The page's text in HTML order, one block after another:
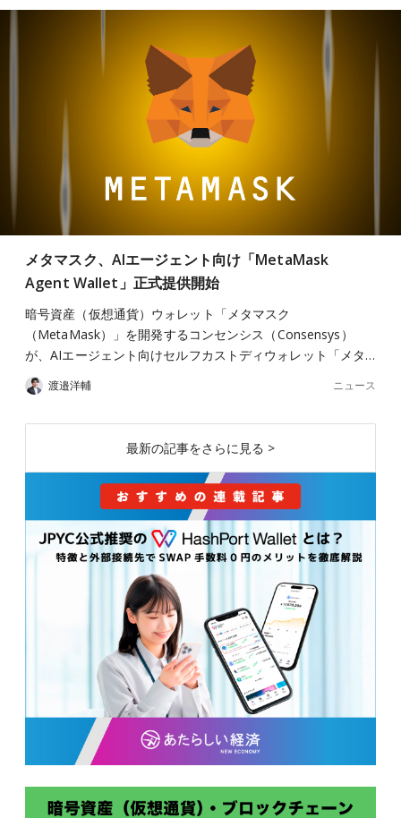
メタマスク、AIエージェント向け「MetaMask
Agent Wallet」正式提供開始
暗号資産（仮想通貨）ウォレット「メタマスク
（MetaMask）」を開発するコンセンシス（Consensys）
が、AIエージェント向けセルフカストディウォレット「メタ…
渡邉洋輔 ニュース
最新の記事をさらに見る >